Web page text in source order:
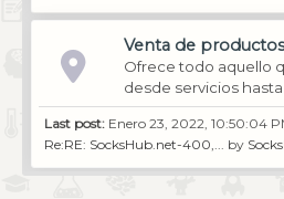
Venta de productos
Ofrece todo aquello
desde servicios
Last post: Enero 23, 2022, 10:50:04
Re:RE: SocksHub.net-400,... by